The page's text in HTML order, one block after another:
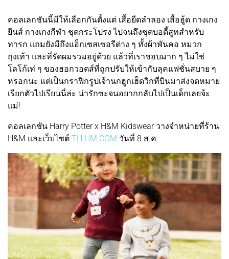
คอลเลกชันนี้มีให้เลือกกันตั้งแต่ เสื้อยืดลำลอง เสื้อฮู้ด กางเกง
ยีนส์ กางเกงกีฬา ชุดกระโปรง ไปจนถึงชุดบอดี้สูทสำหรับ
ทารก แถมยังมีถึงแอ็กเซสเซอรีต่าง ๆ ทั้งผ้าพันคอ หมวก
ถุงเท้า และที่รัดผมรวมอยู่ด้วย แล้วที่เราชอบมาก ๆ ไม่ใช่
โลโก้เท่ ๆ ของฮอกวอตส์ที่ถูกปรับให้เข้ากับลุคแฟชั่นสบาย ๆ
หรอกนะ แต่เป็นกราฟิกรูปเจ้านกฮูกเฮ็ดวิกที่บินมาส่งจดหมาย
เรียกตัวไปเรียนนี่ล่ะ น่ารักซะจนอยากกลับไปเป็นเด็กเลยจ้ะ
แม่!
คอลเลกชัน Harry Potter x H&M Kidswear วางจำหน่ายที่ร้าน
H&M และเว็บไซต์ TH.HM.COM วันที่ 8 ส.ค.